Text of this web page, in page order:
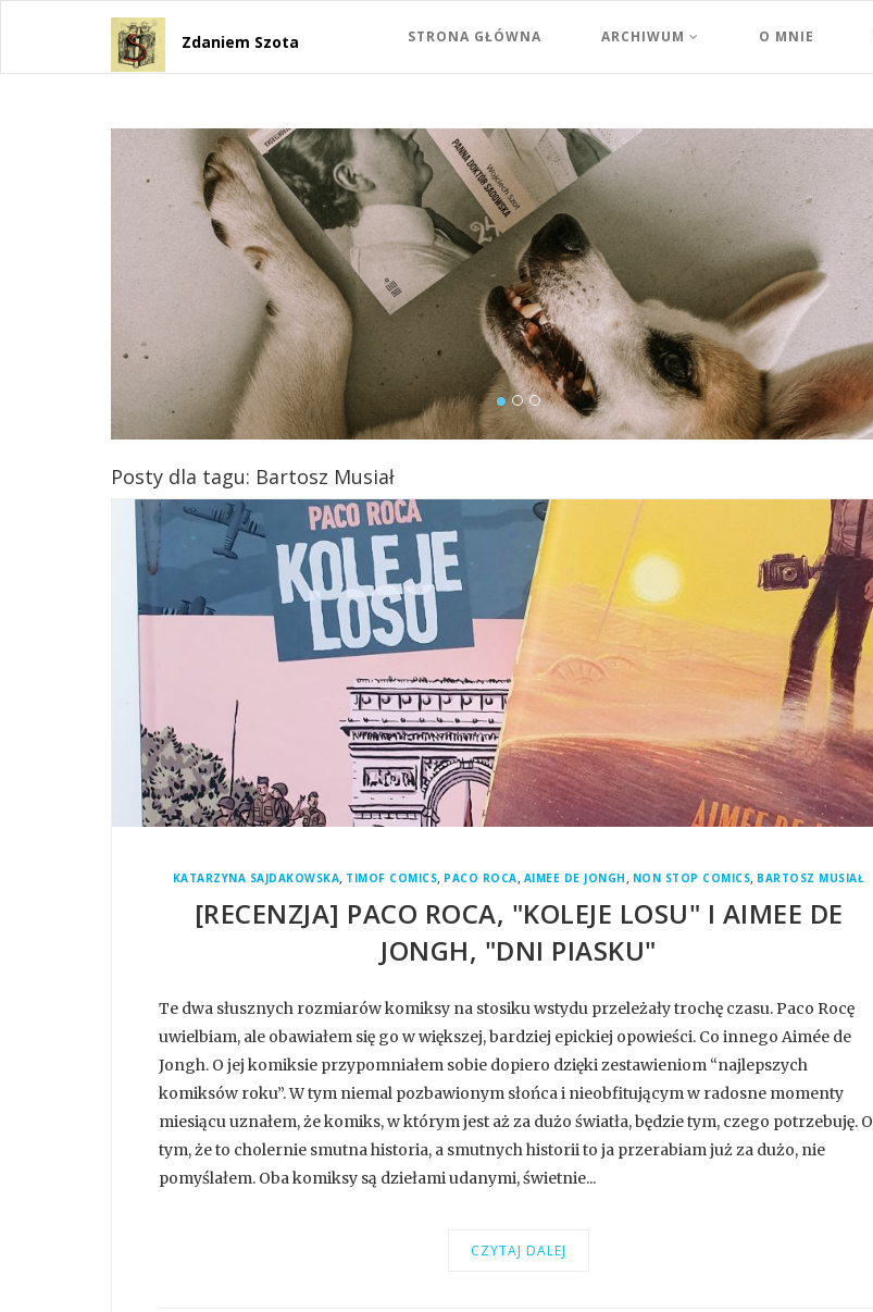
Zdaniem Szota STRONA GŁÓWNA ARCHIWUM O MNIE
Posty dla tagu: Bartosz Musiał
KATARZYNA SAJDAKOWSKA, TIMOF COMICS, PACO ROCA, AIMEE DE JONGH, NON STOP COMICS, BARTOSZ MUSIAŁ
[RECENZJA] PACO ROCA, "KOLEJE LOSU" I AIMEE DE
JONGH, "DNI PIASKU"
Te dwa słusznych rozmiarów komiksy na stosiku wstydu przeleżały trochę czasu. Paco Rocę
uwielbiam, ale obawiałem się go w większej, bardziej epickiej opowieści. Co innego Aimée de
Jongh. O jej komiksie przypomniałem sobie dopiero dzięki zestawieniom “najlepszych
komiksów roku”. W tym niemal pozbawionym słońca i nieobfitującym w radosne momenty
miesiącu uznałem, że komiks, w którym jest aż za dużo światła, będzie tym, czego potrzebuję. O
tym, że to cholernie smutna historia, a smutnych historii to ja przerabiam już za dużo, nie
pomyślałem. Oba komiksy są dziełami udanymi, świetnie...
CZYTAJ DALEJ